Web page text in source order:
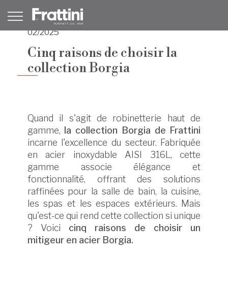
02/2025
Cinq raisons de choisir la
collection Borgia
Quand il s'agit de robinetterie haut de
gamme, la collection Borgia de Frattini
incarne l'excellence du secteur. Fabriquée
en acier inoxydable AISI 316L, cette
gamme associe élégance et
fonctionnalité, offrant des solutions
raffinées pour la salle de bain, la cuisine,
les spas et les espaces extérieurs. Mais
qu'est-ce qui rend cette collection si unique
? Voici cinq raisons de choisir un
mitigeur en acier Borgia.